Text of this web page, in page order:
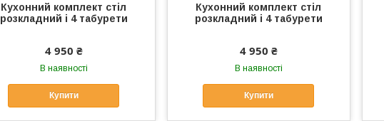
Кухонний комплект стіл
розкладний і 4 табурети
4 950 ₴
В наявності
Купити
Кухонний комплект стіл
розкладний і 4 табурети
4 950 ₴
В наявності
Купити